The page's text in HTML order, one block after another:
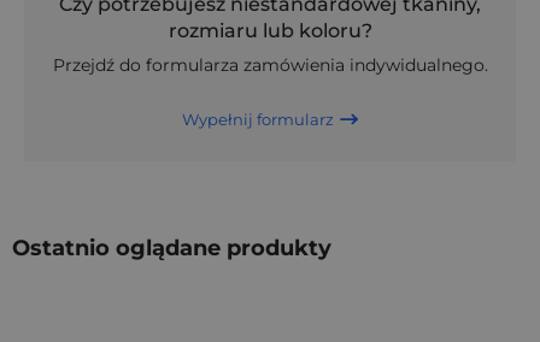
rozmiaru lub koloru?
Przejdź do formularza zamówienia indywidualnego.
Wypełnij formularz
Ostatnio oglądane produkty